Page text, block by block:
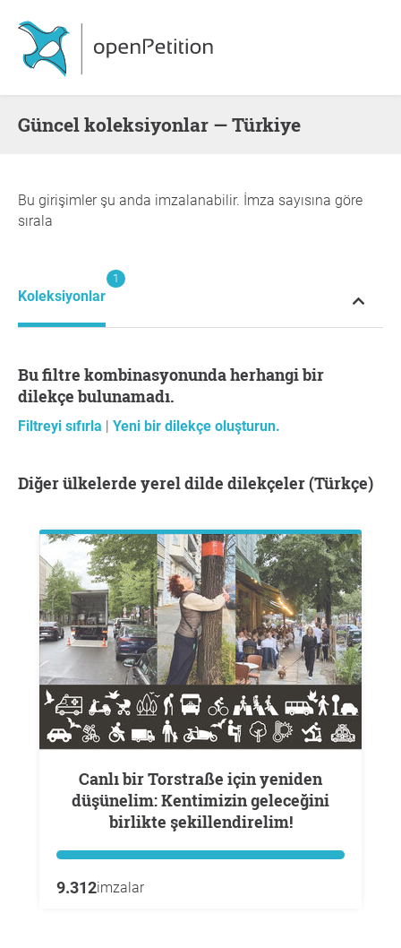
Güncel koleksiyonlar — Türkiye
Bu girişimler şu anda imzalanabilir. İmza sayısına göre
sırala
Koleksiyonlar
1
Bu filtre kombinasyonunda herhangi bir
dilekçe bulunamadı.
Filtreyi sıfırla | Yeni bir dilekçe oluşturun.
Diğer ülkelerde yerel dilde dilekçeler (Türkçe)
Canlı bir Torstraße için yeniden
düşünelim: Kentimizin geleceğini
birlikte şekillendirelim!
9.312imzalar